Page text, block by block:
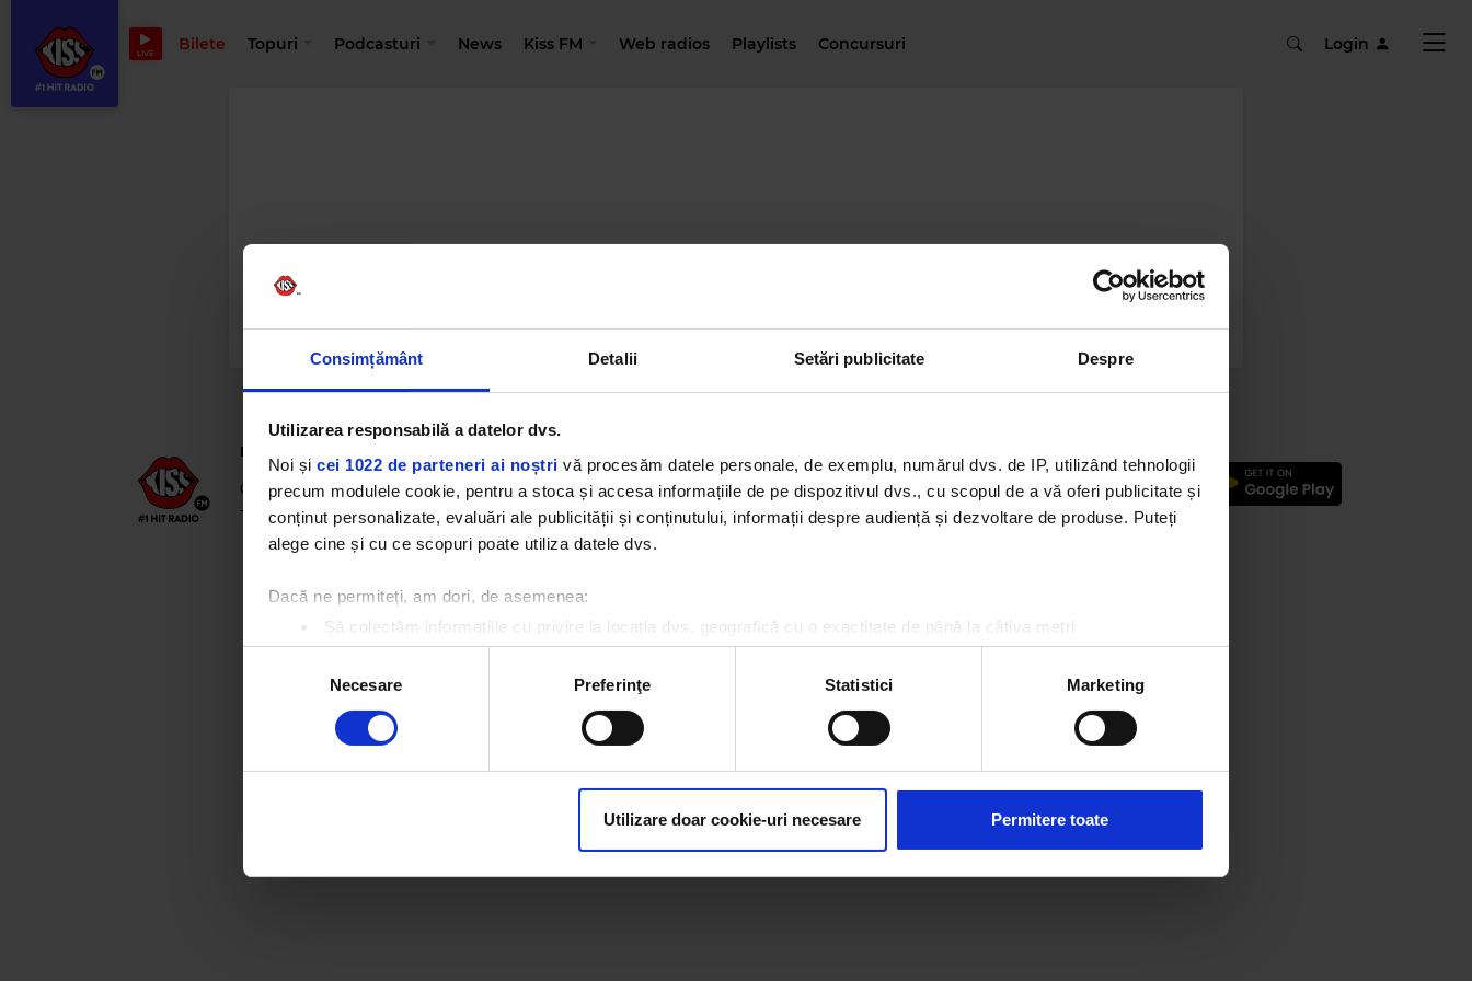
Consimțământ Detalii Setări publicitate Despre
Utilizarea responsabilă a datelor dvs.
Noi și cei 1022 de parteneri ai noștri vă procesăm datele personale, de exemplu, numărul dvs. de IP, utilizând tehnologii
precum modulele cookie, pentru a stoca și accesa informațiile de pe dispozitivul dvs., cu scopul de a vă oferi publicitate și
conținut personalizate, evaluări ale publicității și conținutului, informații despre audiență și dezvoltare de produse. Puteți
alege cine și cu ce scopuri poate utiliza datele dvs.
Dacă ne permiteți, am dori, de asemenea:
Să colectăm informațiile cu privire la locația dvs. geografică cu o exactitate de până la câțiva metri
Să vă identificăm dispozitivul scanândul-l în mod activ după caracteristici specifice (amprentare)
Găsiți mai multe informații despre procesarea datelor dvs. personale și configurați-vă preferințele la
secțiunea cu detalii
Vă puteți modifica sau retrage oricând acordul din Declarația despre modulele cookie.
traficul. De asemenea, le oferim partenerilor de rețele sociale, de publicitate și de analize informații cu privire la modul în
care folosiți site-ul nostru. Aceștia le pot combina cu alte informații oferite de dvs. sau culese în urma folosirii serviciilor
consimțământului
Necesare Preferinţe Statistici Marketing
Utilizare doar cookie-uri necesare Permitere toate
LIVE Bilete Topuri Podcasturi News Kiss FM Web radios Playlists Concursuri Login
Kiss FM
021 318 8000 office@kissfm.ro publicitate@kissfm.ro Contact form Newsletter Date societate
Cod deontologic
Termeni și condiții
Confidențialitate Despre cookie-uri CNA